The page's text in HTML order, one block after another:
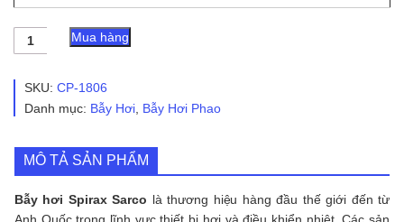
Bẫy
Hơi
Sarco
lượng
Mua hàng
SKU: CP-1806
Danh mục: Bẫy Hơi, Bẫy Hơi Phao
MÔ TẢ SẢN PHẨM
Bẫy hơi Spirax Sarco là thương hiệu hàng đầu thế giới đến từ